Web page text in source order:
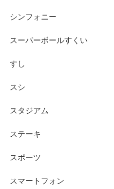
シンフォニー
スーパーボールすくい
すし
スシ
スタジアム
ステーキ
スポーツ
スマートフォン